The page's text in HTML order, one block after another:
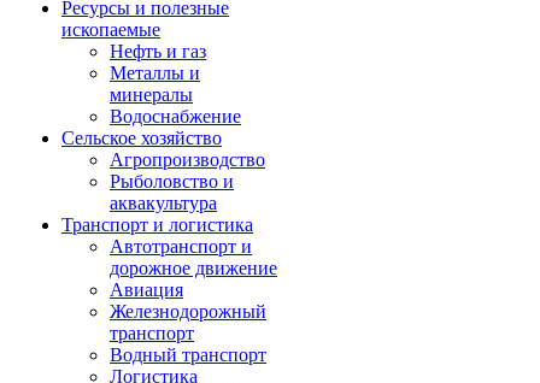
Ресурсы и полезные
ископаемые
Нефть и газ
Металлы и
минералы
Водоснабжение
Сельское хозяйство
Агропроизводство
Рыболовство и
аквакультура
Транспорт и логистика
Автотранспорт и
дорожное движение
Авиация
Железнодорожный
транспорт
Водный транспорт
Логистика